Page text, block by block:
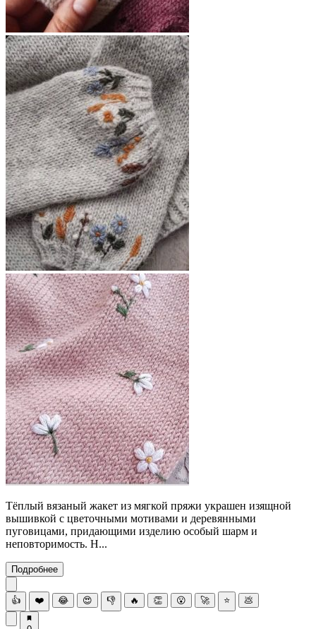
Тёплый вязаный жакет из мягкой пряжи украшен изящной
вышивкой с цветочными мотивами и деревянными
пуговицами, придающими изделию особый шарм и
неповторимость. Н...
Подробнее
👍 ❤️ 😂 😍 👎 🔥 👏 😮 🚀 ⭐ 💩